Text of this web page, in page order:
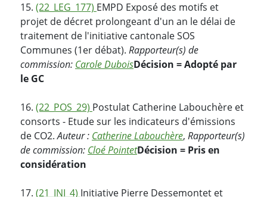
15. (22_LEG_177) EMPD Exposé des motifs et
projet de décret prolongeant d'un an le délai de
traitement de l'initiative cantonale SOS
Communes (1er débat). Rapporteur(s) de
commission: Carole DuboisDécision = Adopté par
le GC
16. (22_POS_29) Postulat Catherine Labouchère et
consorts - Etude sur les indicateurs d'émissions
de CO2.Auteur : Catherine Labouchère, Rapporteur(s)
de commission: Cloé PointetDécision = Pris en
considération
17. (21_INI_4) Initiative Pierre Dessemontet et